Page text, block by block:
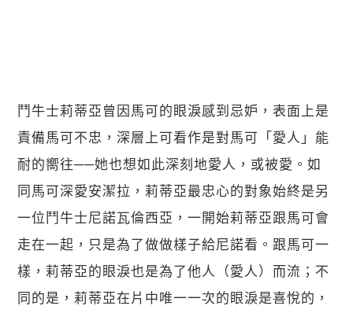
鬥牛士莉蒂亞曾因馬可的眼淚感到忌妒，表面上是
責備馬可不忠，深層上可看作是對馬可「愛人」能
耐的嚮往──她也想如此深刻地愛人，或被愛。如
同馬可深愛安潔拉，莉蒂亞最忠心的對象始終是另
一位鬥牛士尼諾瓦倫西亞，一開始莉蒂亞跟馬可會
走在一起，只是為了做做樣子給尼諾看。跟馬可一
樣，莉蒂亞的眼淚也是為了他人（愛人）而流；不
同的是，莉蒂亞在片中唯一一次的眼淚是喜悅的，